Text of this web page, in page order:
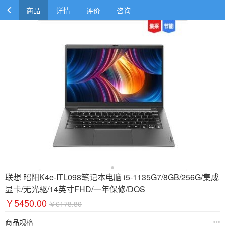
商品 详情 评价 咨询
联想 昭阳K4e-ITL098笔记本电脑 i5-1135G7/8GB/256G/集成
显卡/无光驱/14英寸FHD/一年保修/DOS
￥5450.00 ￥6178.80
商品规格